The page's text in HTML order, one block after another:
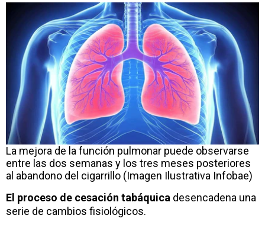
La mejora de la función pulmonar puede observarse
entre las dos semanas y los tres meses posteriores
al abandono del cigarrillo (Imagen Ilustrativa Infobae)
El proceso de cesación tabáquica desencadena una
serie de cambios fisiológicos.